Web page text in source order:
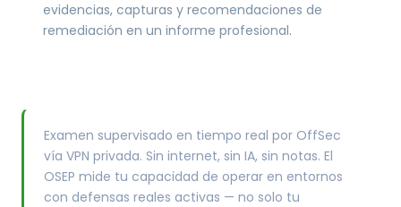
evidencias, capturas y recomendaciones de
remediación en un informe profesional.
Examen supervisado en tiempo real por OffSec
vía VPN privada. Sin internet, sin IA, sin notas. El
OSEP mide tu capacidad de operar en entornos
con defensas reales activas — no solo tu